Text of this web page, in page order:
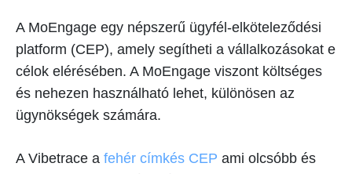
A MoEngage egy népszerű ügyfél-elköteleződési
platform (CEP), amely segítheti a vállalkozásokat e
célok elérésében. A MoEngage viszont költséges
és nehezen használható lehet, különösen az
ügynökségek számára.
A Vibetrace a fehér címkés CEP ami olcsóbb és